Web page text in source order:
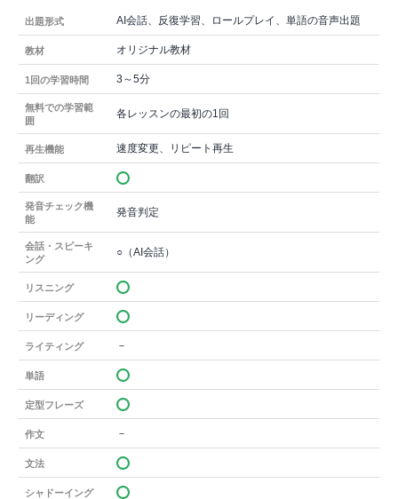
出題形式 AI会話、反復学習、ロールプレイ、単語の音声出題
教材 オリジナル教材
1回の学習時間 3～5分
無料での学習範
囲
各レッスンの最初の1回
再生機能 速度変更、リピート再生
翻訳
発音チェック機
能
発音判定
会話・スピーキ
ング
○（AI会話）
リスニング
リーディング
ライティング －
単語
定型フレーズ
作文 －
文法
シャドーイング